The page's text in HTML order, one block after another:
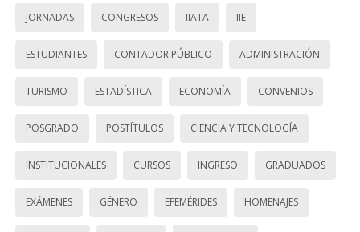
JORNADAS CONGRESOS IIATA IIE
ESTUDIANTES CONTADOR PÚBLICO ADMINISTRACIÓN
TURISMO ESTADÍSTICA ECONOMÍA CONVENIOS
POSGRADO POSTÍTULOS CIENCIA Y TECNOLOGÍA
INSTITUCIONALES CURSOS INGRESO GRADUADOS
EXÁMENES GÉNERO EFEMÉRIDES HOMENAJES